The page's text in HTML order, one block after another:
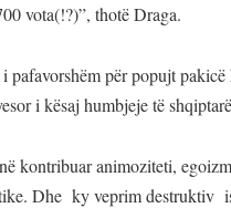
vota(!?)”, thotë Draga.
pafavorshëm për popujt
i kësaj humbjeje të
kontribuar animoziteti,
Dhe ky veprim destruktiv